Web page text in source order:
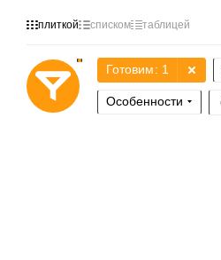
плиткой списком таблицей
Готовим: 1
Особенности